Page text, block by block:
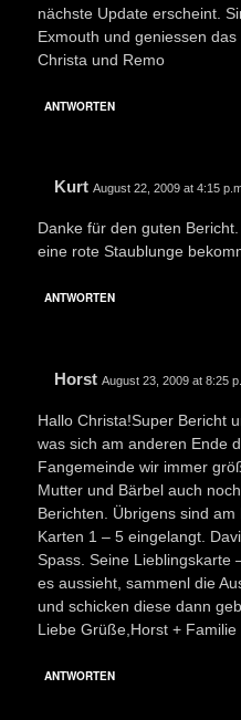
nächste Update erscheint.
Exmouth und geniessen
Christa und Remo
ANTWORTEN
Kurt August 22, 2009 at 4:15
Danke für den guten
eine rote Staublunge
ANTWORTEN
Horst August 23, 2009 at 8:25
Hallo Christa!Super Bericht
was sich am anderen Ende
Fangemeinde wir immer
Mutter und Bärbel auch
Berichten. Übrigens sind
Karten 1 – 5 eingelangt.
Spass. Seine Lieblingskarte
es aussieht, sammenl die
und schicken diese dann
Liebe Grüße,Horst + Familie
ANTWORTEN